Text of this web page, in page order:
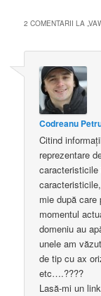
2 COMENTARII LA „
Codreanu
Citind
reprezentare
mie după
momentul
domeniu au
unele am
de tip cu ax
etc….????
Lasă-mi un